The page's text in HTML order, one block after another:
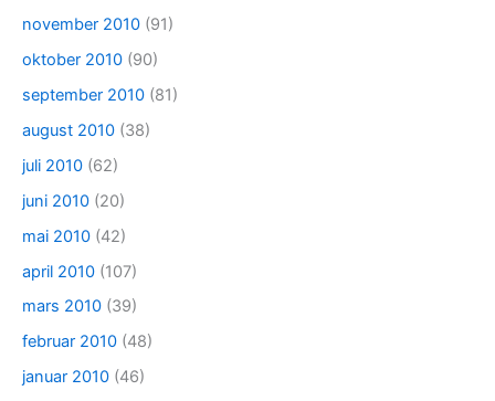
november 2010 (91)
oktober 2010 (90)
september 2010 (81)
august 2010 (38)
juli 2010 (62)
juni 2010 (20)
mai 2010 (42)
april 2010 (107)
mars 2010 (39)
februar 2010 (48)
januar 2010 (46)